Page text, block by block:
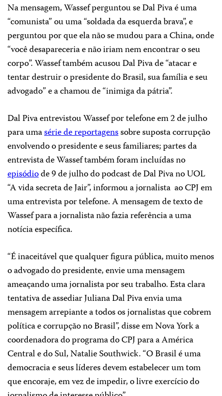
Na mensagem, Wassef perguntou se Dal Piva é uma
“comunista” ou uma “soldada da esquerda brava”, e
perguntou por que ela não se mudou para a China, onde
“você desapareceria e não iriam nem encontrar o seu
corpo”. Wassef também acusou Dal Piva de “atacar e
tentar destruir o presidente do Brasil, sua família e seu
advogado” e a chamou de “inimiga da pátria”.
Dal Piva entrevistou Wassef por telefone em 2 de julho
para umasérie de reportagenssobre suposta corrupção
envolvendo o presidente e seus familiares; partes da
entrevista de Wassef também foram incluídas no
episódiode 9 de julho do podcast de Dal Piva no UOL
“A vida secreta de Jair”, informou a jornalista ao CPJ em
uma entrevista por telefone. A mensagem de texto de
Wassef para a jornalista não fazia referência a uma
notícia específica.
“É inaceitável que qualquer figura pública, muito menos
o advogado do presidente, envie uma mensagem
ameaçando uma jornalista por seu trabalho. Esta clara
tentativa de assediar Juliana Dal Piva envia uma
mensagem arrepiante a todos os jornalistas que cobrem
política e corrupção no Brasil”, disse em Nova York a
coordenadora do programa do CPJ para a América
Central e do Sul, Natalie Southwick. “O Brasil é uma
democracia e seus líderes devem estabelecer um tom
que encoraje, em vez de impedir, o livre exercício do